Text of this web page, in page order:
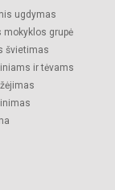
ugdymas
grupė
švietimas
ir tėvams